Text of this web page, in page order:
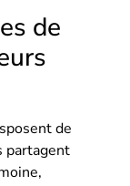
de
de
partagent